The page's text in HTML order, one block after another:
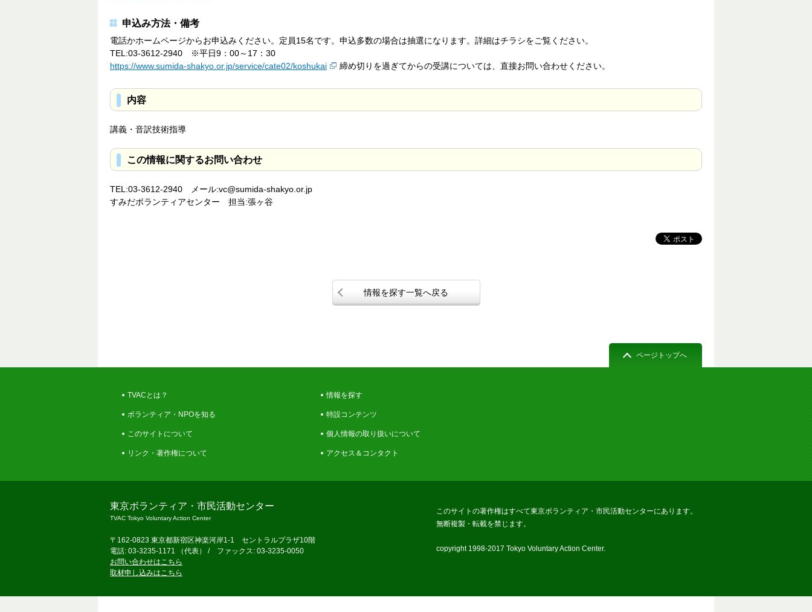
申込み方法・備考
電話かホームページからお申込みください。定員15名です。申込多数の場合は抽選になります。詳細はチラシをご覧ください。
TEL:03-3612-2940 ※平日9：00～17：30
https://www.sumida-shakyo.or.jp/service/cate02/koshukai
締め切りを過ぎてからの受講については、直接お問い合わせください。
内容
講義・音訳技術指導
この情報に関するお問い合わせ
TEL:03-3612-2940 メール:vc@sumida-shakyo.or.jp
すみだボランティアセンター 担当:張ヶ谷
情報を探す一覧へ戻る
TVACとは？ 情報を探す
ボランティア・NPOを知る 特設コンテンツ
このサイトについて 個人情報の取り扱いについて
リンク・著作権について アクセス＆コンタクト
ページトップへ
東京ボランティア・市民活動センター
TVAC Tokyo Voluntary Action Center
〒162-0823 東京都新宿区神楽河岸1-1 セントラルプラザ10階
電話: 03-3235-1171 （代表） / ファックス: 03-3235-0050
お問い合わせはこちら
取材申し込みはこちら
このサイトの著作権はすべて東京ボランティア・市民活動センターにあります。
無断複製・転載を禁じます。
copyright 1998-2017 Tokyo Voluntary Action Center.